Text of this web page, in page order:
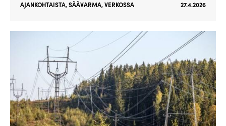
AJANKOHTAISTA,SÄÄVARMA,VERKOSSA 27.4.2026